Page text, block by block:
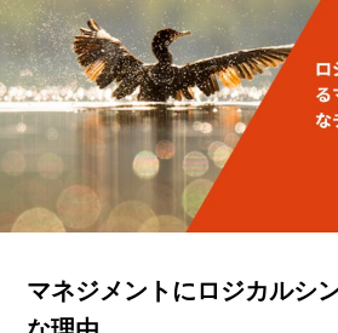
マネジメントにロジカルシ